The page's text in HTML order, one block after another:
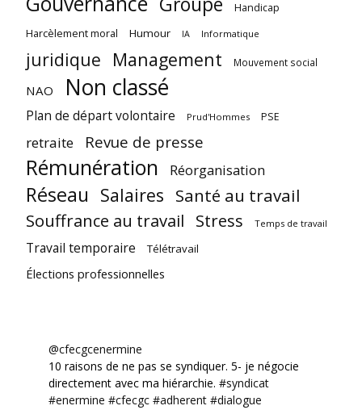
Handicap
Harcèlement moral Humour IA Informatique
juridique Management Mouvement social
NAO Non classé
Plan de départ volontaire Prud'Hommes PSE
retraite Revue de presse
Rémunération Réorganisation
Réseau Salaires Santé au travail
Souffrance au travail Stress Temps de travail
Travail temporaire Télétravail
Élections professionnelles
@cfecgcenermine
10 raisons de ne pas se syndiquer. 5- je négocie
directement avec ma hiérarchie. #syndicat
#enermine #cfecgc #adherent #dialogue